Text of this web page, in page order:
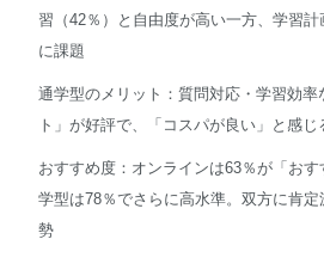
習（42％）と自由度が高い一方、学習
に課題
通学型のメリット：質問対応・学習効率
ト」が好評で、「コスパが良い」と感じ
おすすめ度：オンラインは63％が「お
学型は78％でさらに高水準。双方に肯
勢